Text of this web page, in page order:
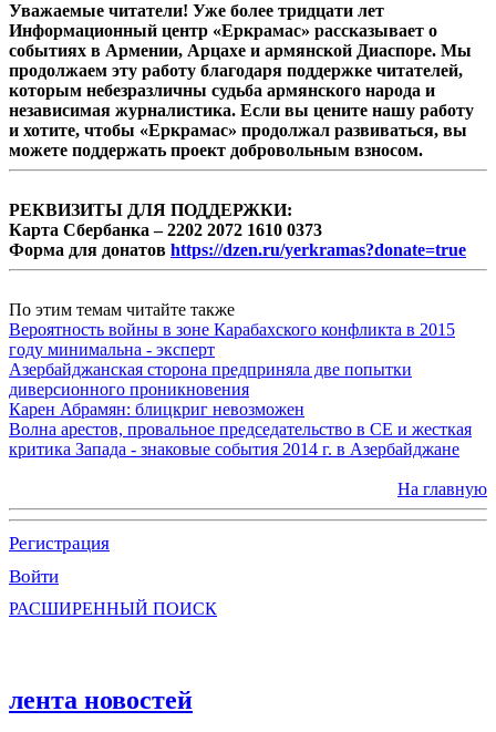
Уважаемые читатели! Уже более тридцати лет
Информационный центр «Еркрамас» рассказывает о
событиях в Армении, Арцахе и армянской Диаспоре. Мы
продолжаем эту работу благодаря поддержке читателей,
которым небезразличны судьба армянского народа и
независимая журналистика. Если вы цените нашу работу
и хотите, чтобы «Еркрамас» продолжал развиваться, вы
можете поддержать проект добровольным взносом.
РЕКВИЗИТЫ ДЛЯ ПОДДЕРЖКИ:
Карта Сбербанка – 2202 2072 1610 0373
Форма для донатов https://dzen.ru/yerkramas?donate=true
По этим темам читайте также
Вероятность войны в зоне Карабахского конфликта в 2015
году минимальна - эксперт
Азербайджанская сторона предприняла две попытки
диверсионного проникновения
Карен Абрамян: блицкриг невозможен
Волна арестов, провальное председательство в СЕ и жесткая
критика Запада - знаковые события 2014 г. в Азербайджане
На главную
Регистрация
Войти
РАСШИРЕННЫЙ ПОИСК
лента новостей